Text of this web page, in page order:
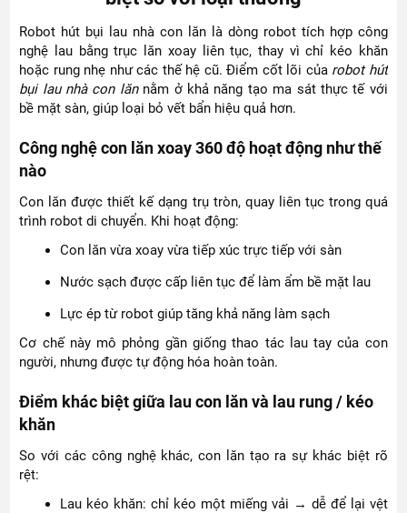
Robot hút bụi lau nhà con lăn là dòng robot tích hợp công
nghệ lau bằng trục lăn xoay liên tục, thay vì chỉ kéo khăn
hoặc rung nhẹ như các thế hệ cũ. Điểm cốt lõi của robot hút
bụi lau nhà con lănnằm ở khả năng tạo ma sát thực tế với
bề mặt sàn, giúp loại bỏ vết bẩn hiệu quả hơn.
Công nghệ con lăn xoay 360 độ hoạt động như thế
nào
Con lăn được thiết kế dạng trụ tròn, quay liên tục trong quá
trình robot di chuyển. Khi hoạt động:
Con lăn vừa xoay vừa tiếp xúc trực tiếp với sàn
Nước sạch được cấp liên tục để làm ẩm bề mặt lau
Lực ép từ robot giúp tăng khả năng làm sạch
Cơ chế này mô phỏng gần giống thao tác lau tay của con
người, nhưng được tự động hóa hoàn toàn.
Điểm khác biệt giữa lau con lăn và lau rung / kéo
khăn
So với các công nghệ khác, con lăn tạo ra sự khác biệt rõ
rệt:
Lau kéo khăn: chỉ kéo một miếng vải → dễ để lại vệt